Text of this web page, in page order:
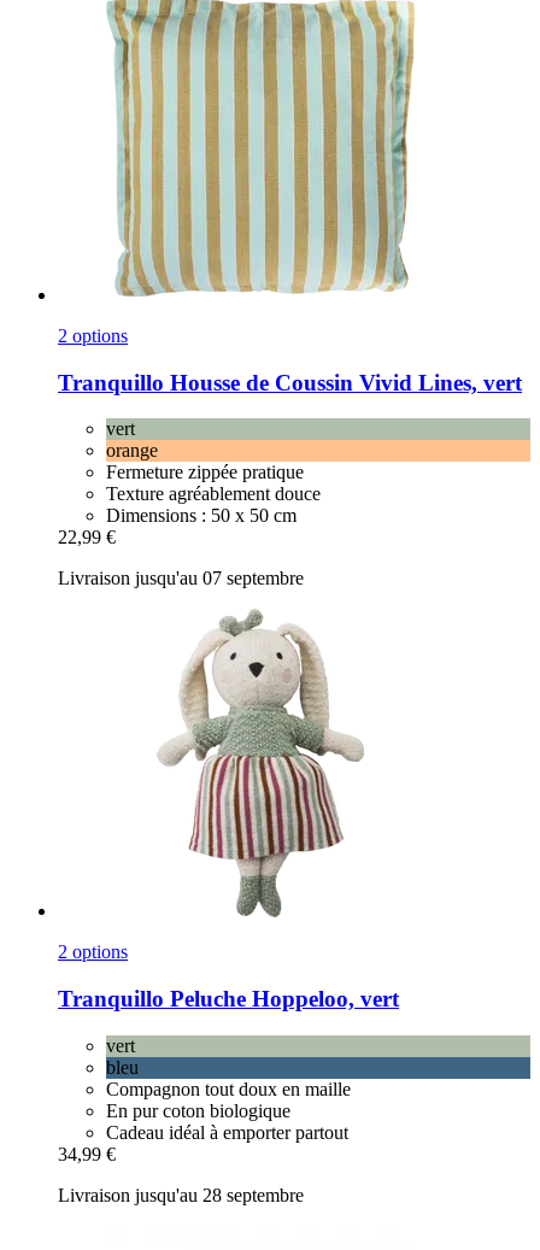
2 options
Tranquillo Housse de Coussin Vivid Lines, vert
vert
orange
Fermeture zippée pratique
Texture agréablement douce
Dimensions : 50 x 50 cm
22,99 €
Livraison jusqu'au 07 septembre
2 options
Tranquillo Peluche Hoppeloo, vert
vert
bleu
Compagnon tout doux en maille
En pur coton biologique
Cadeau idéal à emporter partout
34,99 €
Livraison jusqu'au 28 septembre